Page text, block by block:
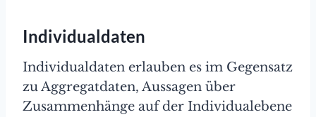
Individualdaten
Individualdaten erlauben es im Gegensatz
zu Aggregatdaten, Aussagen über
Zusammenhänge auf der Individualebene